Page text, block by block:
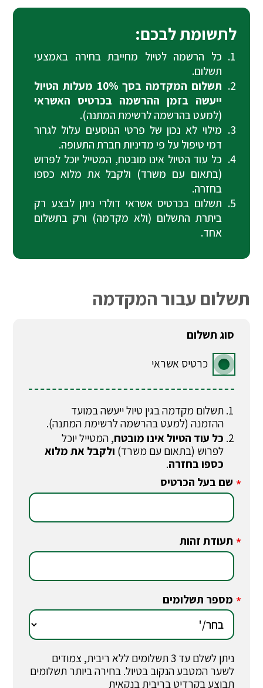
לתשומת לבכם:
כל הרשמה לטיול מחייבת בחירה באמצעי
תשלום.
תשלום המקדמה בסך 10% מעלות הטיול
ייעשה בזמן ההרשמה בכרטיס האשראי
(למעט בהרשמה לרשימת המתנה).
מילוי לא נכון של פרטי הנוסעים עלול לגרור
דמי טיפול על פי מדיניות חברת התעופה.
כל עוד הטיול אינו מובטח, המטייל יוכל לפרוש
(בתאום עם משרד) ולקבל את מלוא כספו
בחזרה.
תשלום בכרטיס אשראי דולרי ניתן לבצע רק
ביתרת התשלום (ולא מקדמה) ורק בתשלום
אחד.
תשלום עבור המקדמה
סוג תשלום
כרטיס אשראי
תשלום מקדמה בגין טיול ייעשה במועד
ההזמנה (למעט בהרשמה לרשימת המתנה).
כל עוד הטיול אינו מובטח, המטייל יוכל
לפרוש (בתאום עם משרד) ולקבל את מלוא
כספו בחזרה.
* שם בעל הכרטיס
* תעודת זהות
* מספר תשלומים
ניתן לשלם עד 3 תשלומים ללא ריבית, צמודים
לשער המטבע הנקוב בטיול. בחירה ביותר תשלומים
תבוצע בקרדיט בריבית בנקאית